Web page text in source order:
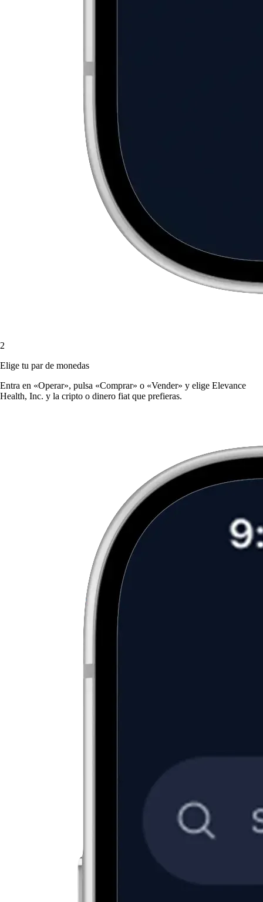
2
Elige tu par de monedas
Entra en «Operar», pulsa «Comprar» o «Vender» y elige Elevance
Health, Inc. y la cripto o dinero fiat que prefieras.